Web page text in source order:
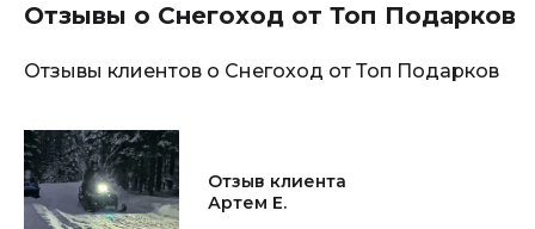
Отзывы о Снегоход от Топ Подарков
Отзывы клиентов о Снегоход от Топ Подарков
Отзыв клиента
Артем Е.